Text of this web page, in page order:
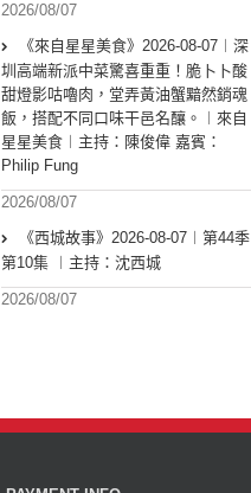
2026/08/07
《來自星星美食》2026-08-07︱深
圳高端新派中菜驚喜重重！脆卜卜酸
甜燈影咕嚕肉，堂弄黃油蟹黯然銷魂
飯，搭配不同口味干邑名釀。︱來自
星星美食︱主持：陳俊偉 嘉賓：
Philip Fung
2026/08/07
《西城故事》2026-08-07︱第44季
第10集 ︱主持：沈西城
2026/08/07